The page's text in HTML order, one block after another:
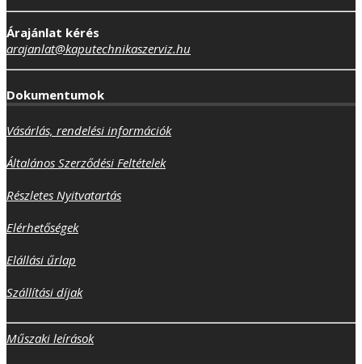
Árajánlat kérés
arajanlat@kaputechnikaszerviz.hu
Dokumentumok
Vásárlás, rendelési információk
Általános Szerződési Feltételek
Részletes Nyitvatartás
Elérhetőségek
Elállási űrlap
Szállítási díjak
Műszaki leírások